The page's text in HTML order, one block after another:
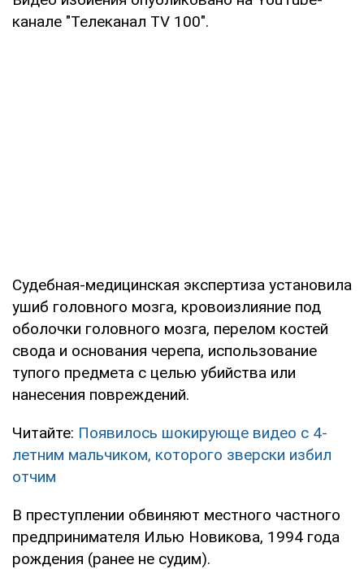
канале "Телеканал TV 100".
Судебная-медицинская экспертиза установила
ушиб головного мозга, кровоизлияние под
оболочки головного мозга, перелом костей
свода и основания черепа, использование
тупого предмета с целью убийства или
нанесения повреждений.
Читайте: Появилось шокирующе видео с 4-
летним мальчиком, которого зверски избил
отчим
В преступлении обвиняют местного частного
предпринимателя Илью Новикова, 1994 года
рождения (ранее не судим).